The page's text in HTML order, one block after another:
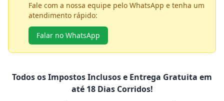
Fale com a nossa equipe pelo WhatsApp e tenha um
atendimento rápido:
Falar no WhatsApp
Todos os Impostos Inclusos e Entrega Gratuita em
até 18 Dias Corridos!